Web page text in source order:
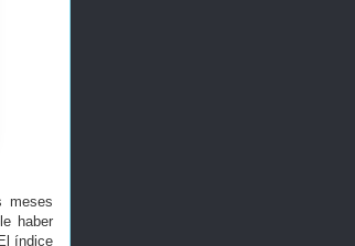
meses
haber
índice